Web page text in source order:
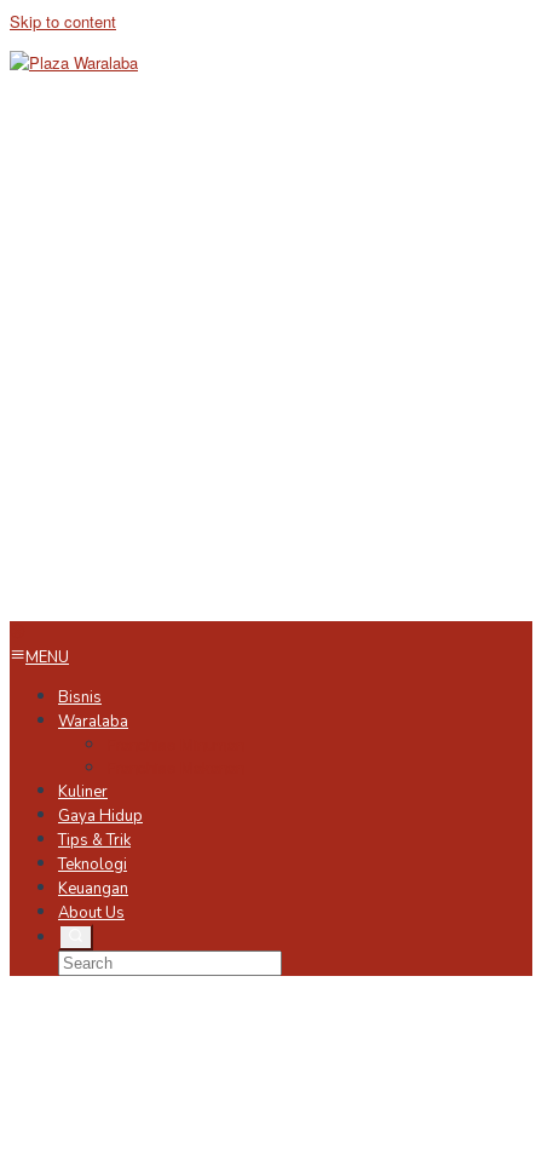
Skip to content
MENU
Bisnis
Waralaba
Kuliner
Gaya Hidup
Tips & Trik
Teknologi
Keuangan
About Us